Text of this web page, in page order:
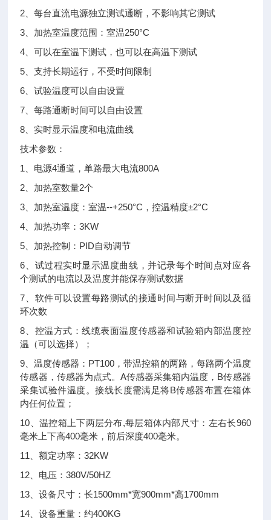
2、每台直流电源独立测试通断，不影响其它测试
3、加热室温度范围：室温250°C
4、可以在室温下测试，也可以在高温下测试
5、支持长期运行，不受时间限制
6、试验温度可以自由设置
7、每路通断时间可以自由设置
8、实时显示温度和电流曲线
技术参数：
1、电源4通道，单路最大电流800A
2、加热室数量2个
3、加热室温度：室温--+250°C，控温精度±2°C
4、加热功率：3KW
5、加热控制：PID自动调节
6、试过程实时显示温度曲线，并记录每个时间点对应各
个测试的电流以及温度并能保存测试数据
7、软件可以设置每路测试的接通时间与断开时间以及循
环次数
8、控温方式：线缆表面温度传感器和试验箱内部温度控
温（可以选择）；
9、温度传感器：PT100，带温控箱的两路，每路两个温度
传感器，传感器为点式。A传感器采集箱内温度，B传感器
采集试验件温度。接线长度需满足将B传感器布置在箱体
内任何位置；
10、温控箱上下两层分布,每层箱体内部尺寸：左右长960
毫米上下高400毫米，前后深度400毫米。
11、额定功率：32KW
12、电压：380V/50HZ
13、设备尺寸：长1500mm*宽900mm*高1700mm
14、设备重量：约400KG